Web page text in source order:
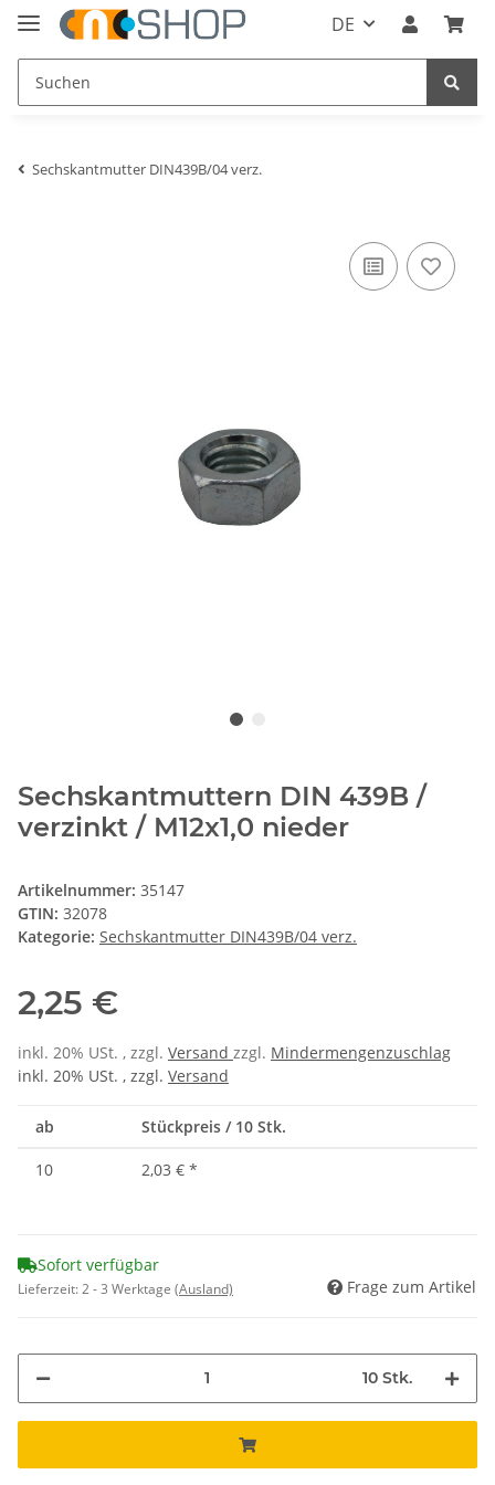
DE
Sechskantmutter DIN439B/04 verz.
Sechskantmuttern DIN 439B /
verzinkt / M12x1,0 nieder
Artikelnummer: 35147
GTIN: 32078
Kategorie: Sechskantmutter DIN439B/04 verz.
2,25 €
inkl. 20% USt. , zzgl. Versand zzgl. Mindermengenzuschlag
inkl. 20% USt. , zzgl. Versand
ab Stückpreis / 10 Stk.
10 2,03 € *
Sofort verfügbar
Lieferzeit:2 - 3 Werktage (Ausland) Frage zum Artikel
10 Stk.